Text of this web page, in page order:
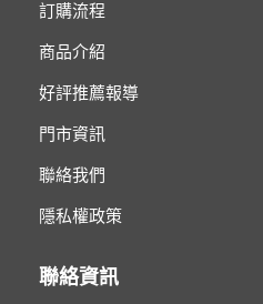
訂購流程
商品介紹
好評推薦報導
門市資訊
聯絡我們
隱私權政策
聯絡資訊